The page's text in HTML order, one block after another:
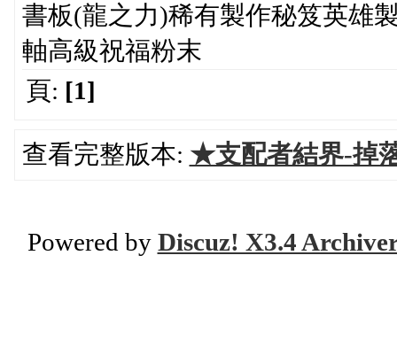
書板(龍之力)稀有製作秘笈英雄
軸高級祝福粉末
頁: [1]
查看完整版本: ★支配者結界-掉
Powered by Discuz! X3.4